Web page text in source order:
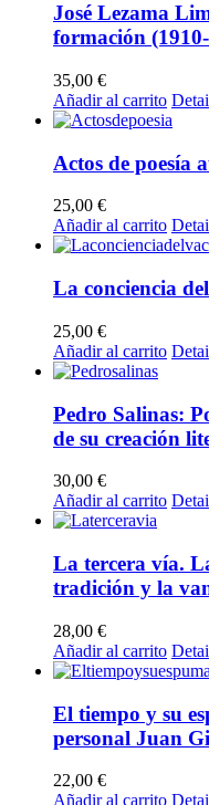
José Lezama
formación
35,00 €
Añadir al carrito
Actos de poesía
25,00 €
Añadir al carrito
La conciencia
25,00 €
Añadir al carrito
Pedro Salinas:
de su creación
30,00 €
Añadir al carrito
La tercera vía.
tradición y la
28,00 €
Añadir al carrito
El tiempo y su
personal Juan
22,00 €
Añadir al carrito